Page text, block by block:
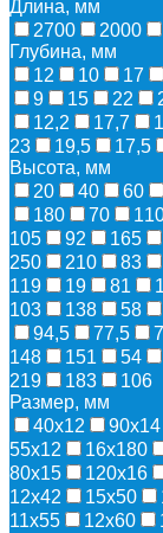
Длина, мм
2700
2000
Глубина, мм
12
10 17
9
15 22
12,2
17,7
23
19,5 17,5
Высота, мм
20
40 60
180
70
105
92 165
250
210 83
119
19 81
103
138 58
94,5
77,5
148
151 54
219
183
106
Размер, мм
40х12
90х14
55х12
16х180
80х15
120х16
12х42
15х50
11х55
12х60